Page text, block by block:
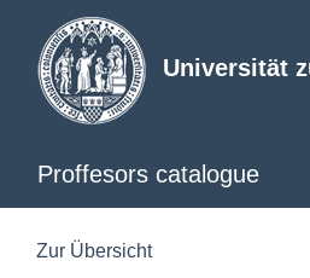
Universität
Proffesors catalogue
Zur Übersicht